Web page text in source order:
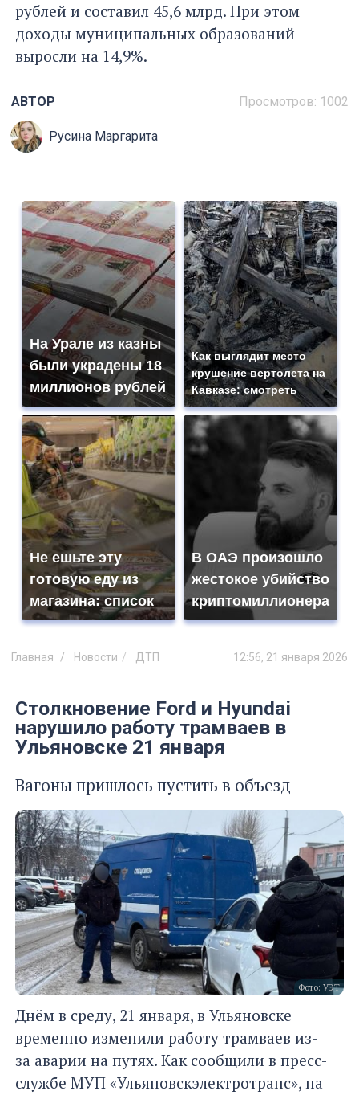
рублей и составил 45,6 млрд. При этом
доходы муниципальных образований
выросли на 14,9%.
Просмотров: 1002
АВТОР
Русина Маргарита
На Урале из казны
были украдены 18
миллионов рублей
Как выглядит место
крушение вертолета на
Кавказе: смотреть
Не ешьте эту
готовую еду из
магазина: список
В ОАЭ произошло
жестокое убийство
криптомиллионера
Главная Новости ДТП 12:56, 21 января 2026
Столкновение Ford и Hyundai
нарушило работу трамваев в
Ульяновске 21 января
Вагоны пришлось пустить в объезд
Фото: УЭТ
Днём в среду, 21 января, в Ульяновске
временно изменили работу трамваев из-
за аварии на путях. Как сообщили в пресс-
службе МУП «Ульяновскэлектротранс», на